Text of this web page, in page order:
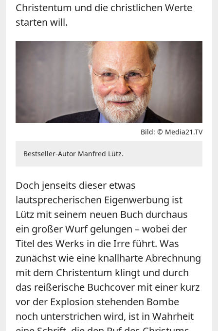
Christentum und die christlichen Werte
starten will.
Bild: © Media21.TV
Bestseller-Autor Manfred Lütz.
Doch jenseits dieser etwas
lautsprecherischen Eigenwerbung ist
Lütz mit seinem neuen Buch durchaus
ein großer Wurf gelungen – wobei der
Titel des Werks in die Irre führt. Was
zunächst wie eine knallharte Abrechnung
mit dem Christentum klingt und durch
das reißerische Buchcover mit einer kurz
vor der Explosion stehenden Bombe
noch unterstrichen wird, ist in Wahrheit